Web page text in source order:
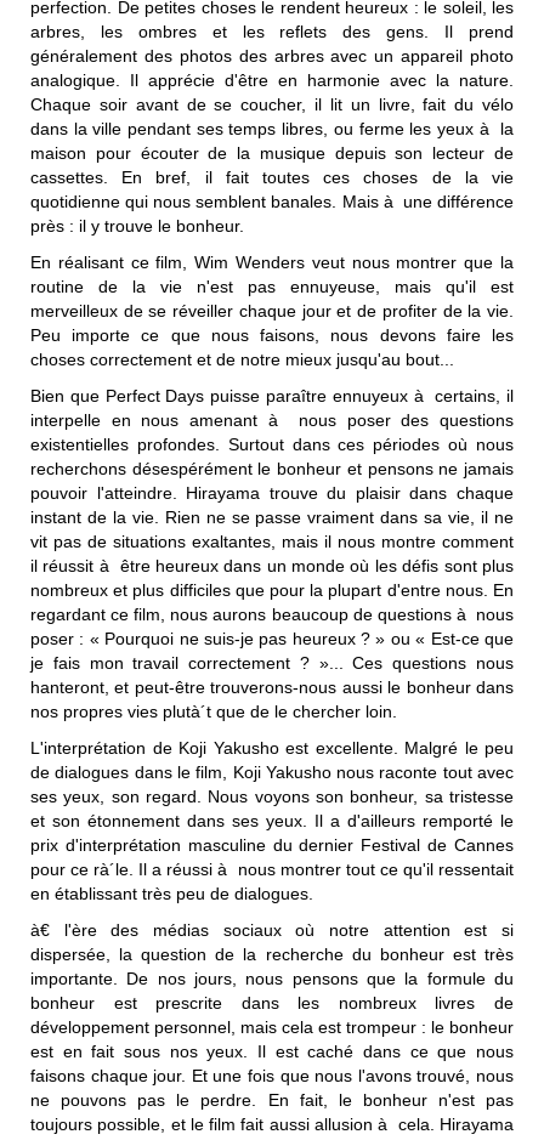
perfection. De petites choses le rendent heureux : le soleil, les
arbres, les ombres et les reflets des gens. Il prend
généralement des photos des arbres avec un appareil photo
analogique. Il apprécie d'être en harmonie avec la nature.
Chaque soir avant de se coucher, il lit un livre, fait du vélo
dans la ville pendant ses temps libres, ou ferme les yeux à la
maison pour écouter de la musique depuis son lecteur de
cassettes. En bref, il fait toutes ces choses de la vie
quotidienne qui nous semblent banales. Mais à une différence
près : il y trouve le bonheur.
En réalisant ce film, Wim Wenders veut nous montrer que la
routine de la vie n'est pas ennuyeuse, mais qu'il est
merveilleux de se réveiller chaque jour et de profiter de la vie.
Peu importe ce que nous faisons, nous devons faire les
choses correctement et de notre mieux jusqu'au bout...
Bien que Perfect Days puisse paraître ennuyeux à certains, il
interpelle en nous amenant à nous poser des questions
existentielles profondes. Surtout dans ces périodes où nous
recherchons désespérément le bonheur et pensons ne jamais
pouvoir l'atteindre. Hirayama trouve du plaisir dans chaque
instant de la vie. Rien ne se passe vraiment dans sa vie, il ne
vit pas de situations exaltantes, mais il nous montre comment
il réussit à être heureux dans un monde où les défis sont plus
nombreux et plus difficiles que pour la plupart d'entre nous. En
regardant ce film, nous aurons beaucoup de questions à nous
poser : « Pourquoi ne suis-je pas heureux ? » ou « Est-ce que
je fais mon travail correctement ? »... Ces questions nous
hanteront, et peut-être trouverons-nous aussi le bonheur dans
nos propres vies plutà´t que de le chercher loin.
L'interprétation de Koji Yakusho est excellente. Malgré le peu
de dialogues dans le film, Koji Yakusho nous raconte tout avec
ses yeux, son regard. Nous voyons son bonheur, sa tristesse
et son étonnement dans ses yeux. Il a d'ailleurs remporté le
prix d'interprétation masculine du dernier Festival de Cannes
pour ce rà´le. Il a réussi à nous montrer tout ce qu'il ressentait
en établissant très peu de dialogues.
à€ l'ère des médias sociaux où notre attention est si
dispersée, la question de la recherche du bonheur est très
importante. De nos jours, nous pensons que la formule du
bonheur est prescrite dans les nombreux livres de
développement personnel, mais cela est trompeur : le bonheur
est en fait sous nos yeux. Il est caché dans ce que nous
faisons chaque jour. Et une fois que nous l'avons trouvé, nous
ne pouvons pas le perdre. En fait, le bonheur n'est pas
toujours possible, et le film fait aussi allusion à cela. Hirayama